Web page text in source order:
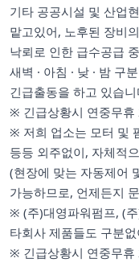
기타 공공시설 및 산업
맡고있어, 노후된 장비
낙뢰로 인한 급수공급
새벽 · 아침 · 낮 · 밤 구
긴급출동을 하고 있습니
※ 긴급상황시 연중무휴
※ 저희 업소는 모터 및
등등 외주없이, 자체적
(현장에 맞는 자동제어
가능하므로, 언제든지
※ (주)대영파워펌프, (
타회사 제품들도 구분
※ 긴급상황시 연중무휴